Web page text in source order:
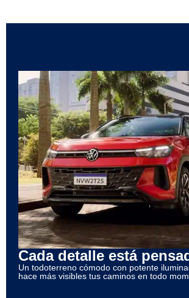
Cada detalle está
Un todoterreno cómodo con potente
hace más visibles tus caminos en todo